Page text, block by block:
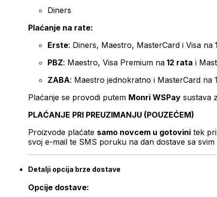
Diners
Plaćanje na rate:
Erste: Diners, Maestro, MasterCard i Visa na
PBZ: Maestro, Visa Premium na 12 rata i
ZABA: Maestro jednokratno i MasterCard na
Plaćanje se provodi putem Monri WSPay sustava
PLAĆANJE PRI PREUZIMANJU (POUZEĆEM)
Proizvode plaćate samo novcem u gotovini tek
svoj e-mail te SMS poruku na dan dostave sa svim
Detalji opcija brze dostave
Opcije dostave: